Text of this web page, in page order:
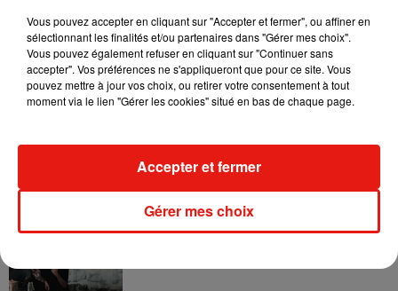
7 août 2026
Il y a 10 ans, DJ Snake changeait de
Fred again.. et Latin Mafia dévoilent enfin
Vous pouvez accepter en cliquant sur "Accepter et fermer", ou affiner en
sélectionnant les finalités et/ou partenaires dans "Gérer mes choix".
Vous pouvez également refuser en cliquant sur "Continuer sans
accepter". Vos préférences ne s'appliqueront que pour ce site. Vous
pouvez mettre à jour vos choix, ou retirer votre consentement à tout
moment via le lien "Gérer les cookies" situé en bas de chaque page.
Gérer mes choix
Accepter et fermer